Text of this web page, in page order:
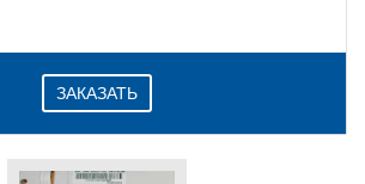
ЗАКАЗАТЬ